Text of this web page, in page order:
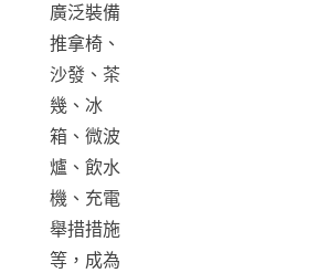
廣泛裝備
推拿椅、
沙發、茶
幾、冰
箱、微波
爐、飲水
機、充電
舉措措施
等，成為